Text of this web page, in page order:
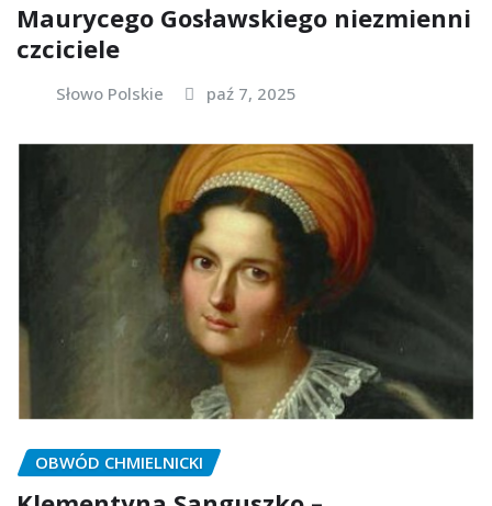
Maurycego Gosławskiego niezmienni
czciciele
Słowo Polskie paź 7, 2025
OBWÓD CHMIELNICKI